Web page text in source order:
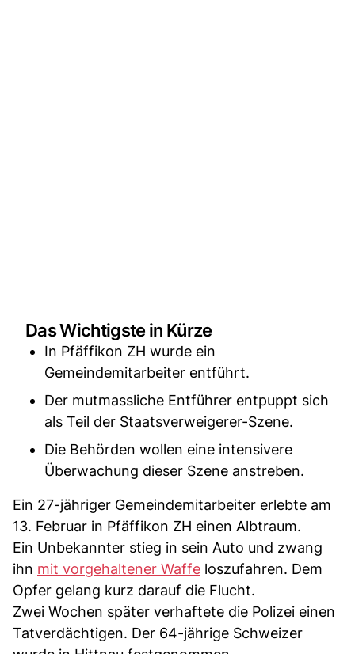
Das Wichtigste in Kürze
In Pfäffikon ZH wurde ein
Gemeindemitarbeiter entführt.
Der mutmassliche Entführer entpuppt sich
als Teil der Staatsverweigerer-Szene.
Die Behörden wollen eine intensivere
Überwachung dieser Szene anstreben.
Ein 27-jähriger Gemeindemitarbeiter erlebte am
13. Februar in Pfäffikon ZH einen Albtraum.
Ein Unbekannter stieg in sein Auto und zwang
ihn mit vorgehaltener Waffe loszufahren. Dem
Opfer gelang kurz darauf die Flucht.
Zwei Wochen später verhaftete die Polizei einen
Tatverdächtigen. Der 64-jährige Schweizer